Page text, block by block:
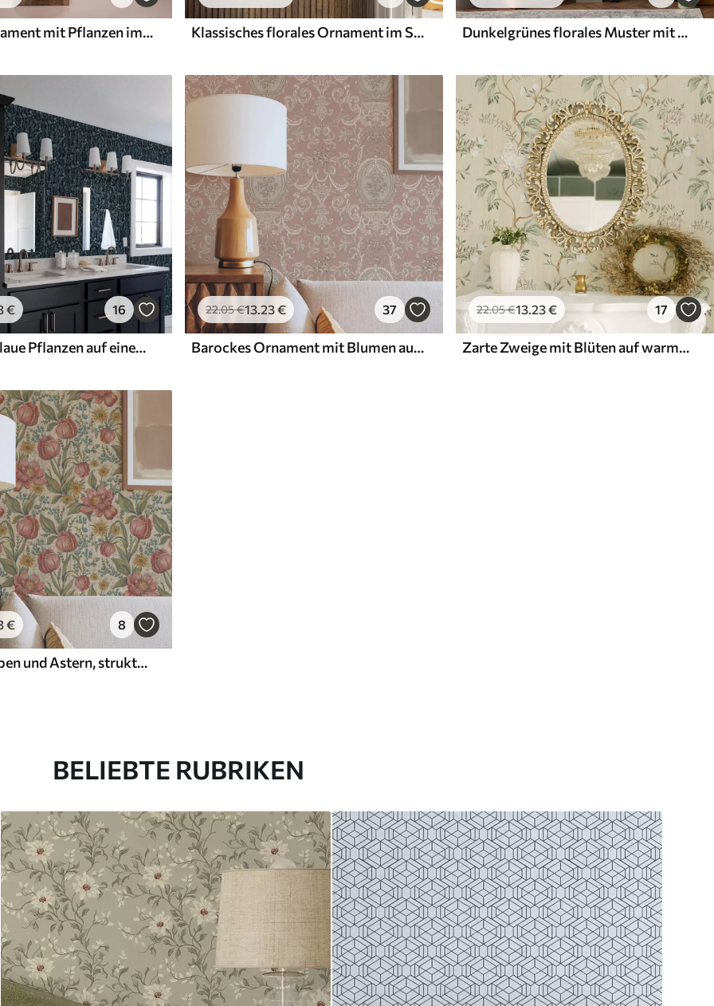
Dunkles Ornament mit Pflanzen im klassischen Stil Klassisches florales Ornament im Stil von William Morris Dunkelgrünes florales Muster mit Artischocken
€ 16
Weiße und blaue Pflanzen auf einem dunklen Hintergrund
22.05€13.23€ 37
Barockes Ornament mit Blumen auf rosa Hintergrund
22.05€13.23€ 17
Zarte Zweige mit Blüten auf warmem Cremehintergrund
€ 8
Vintage-Tulpen und Astern, strukturierter cremefarbener Hintergrund
BELIEBTE RUBRIKEN